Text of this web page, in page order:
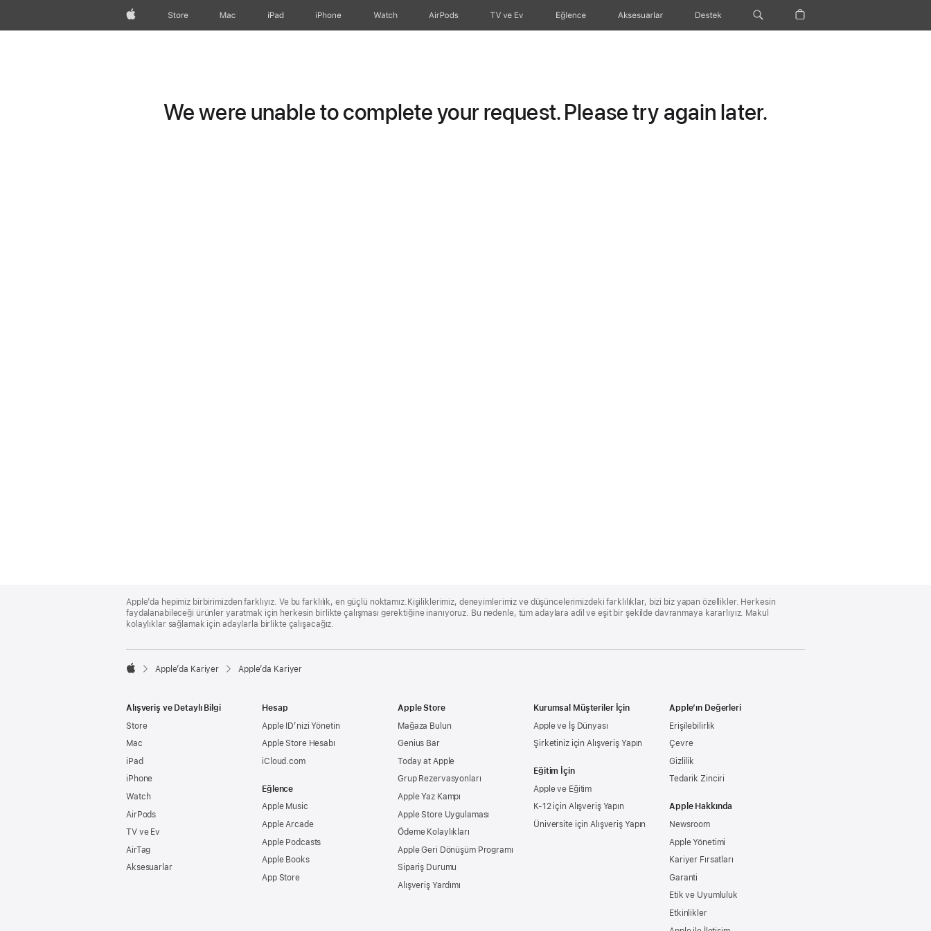
wzlhp Store Mac iPad iPhone Watch AirPods TV ve Ev Eğlence Aksesuarlar Destek
We were unable to complete your request. Please try again later.
Footer
Apple’da hepimiz birbirimizden farklıyız. Ve bu farklılık, en güçlü noktamız.Kişiliklerimiz, deneyimlerimiz ve düşüncelerimizdeki farklılıklar, bizi biz yapan özellikler. Herkesin
faydalanabileceği ürünler yaratmak için herkesin birlikte çalışması gerektiğine inanıyoruz. Bu nedenle, tüm adaylara adil ve eşit bir şekilde davranmaya kararlıyız. Makul
kolaylıklar sağlamak için adaylarla birlikte çalışacağız.

Apple’da Kariyer Apple’da Kariyer
Alışveriş ve Detaylı Bilgi
Store
Mac
iPad
iPhone
Watch
AirPods
TV ve Ev
AirTag
Aksesuarlar
Hesap
Apple ID’nizi Yönetin
Apple Store Hesabı
iCloud.com
Eğlence
Apple Music
Apple Arcade
Apple Podcasts
Apple Books
App Store
Apple Store
Mağaza Bulun
Genius Bar
Today at Apple
Grup Rezervasyonları
Apple Yaz Kampı
Apple Store Uygulaması
Ödeme Kolaylıkları
Apple Geri Dönüşüm Programı
Sipariş Durumu
Alışveriş Yardımı
Kurumsal Müşteriler İçin
Apple ve İş Dünyası
Şirketiniz için Alışveriş Yapın
Eğitim İçin
Apple ve Eğitim
K-12 için Alışveriş Yapın
Üniversite için Alışveriş Yapın
Apple’ın Değerleri
Erişilebilirlik
Çevre
Gizlilik
Tedarik Zinciri
Apple Hakkında
Newsroom
Apple Yönetimi
Kariyer Fırsatları
Garanti
Etik ve Uyumluluk
Etkinlikler